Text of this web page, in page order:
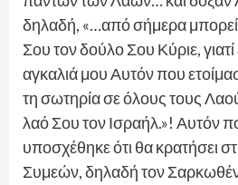
δηλαδή, «…από σήμερα
Σου τον δούλο Σου Κύριε,
αγκαλιά μου Αυτόν που
τη σωτηρία σε όλους τους
λαό Σου τον Ισραήλ.»! Αυτόν
υποσχέθηκε ότι θα κρατήσει
Συμεών, δηλαδή τον